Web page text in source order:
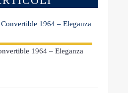
1964 – Eleganza